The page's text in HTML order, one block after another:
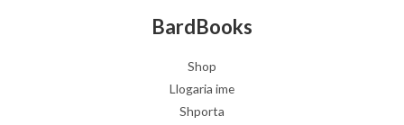
BardBooks
Shop
Llogaria ime
Shporta